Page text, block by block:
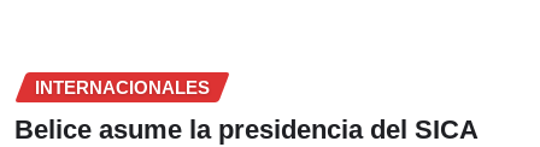
INTERNACIONALES
Belice asume la presidencia del SICA